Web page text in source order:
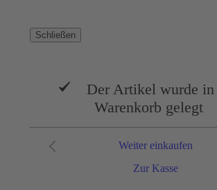
Schließen
Der Artikel wurde in
Warenkorb gelegt
Zur Kasse
Weiter einkaufen